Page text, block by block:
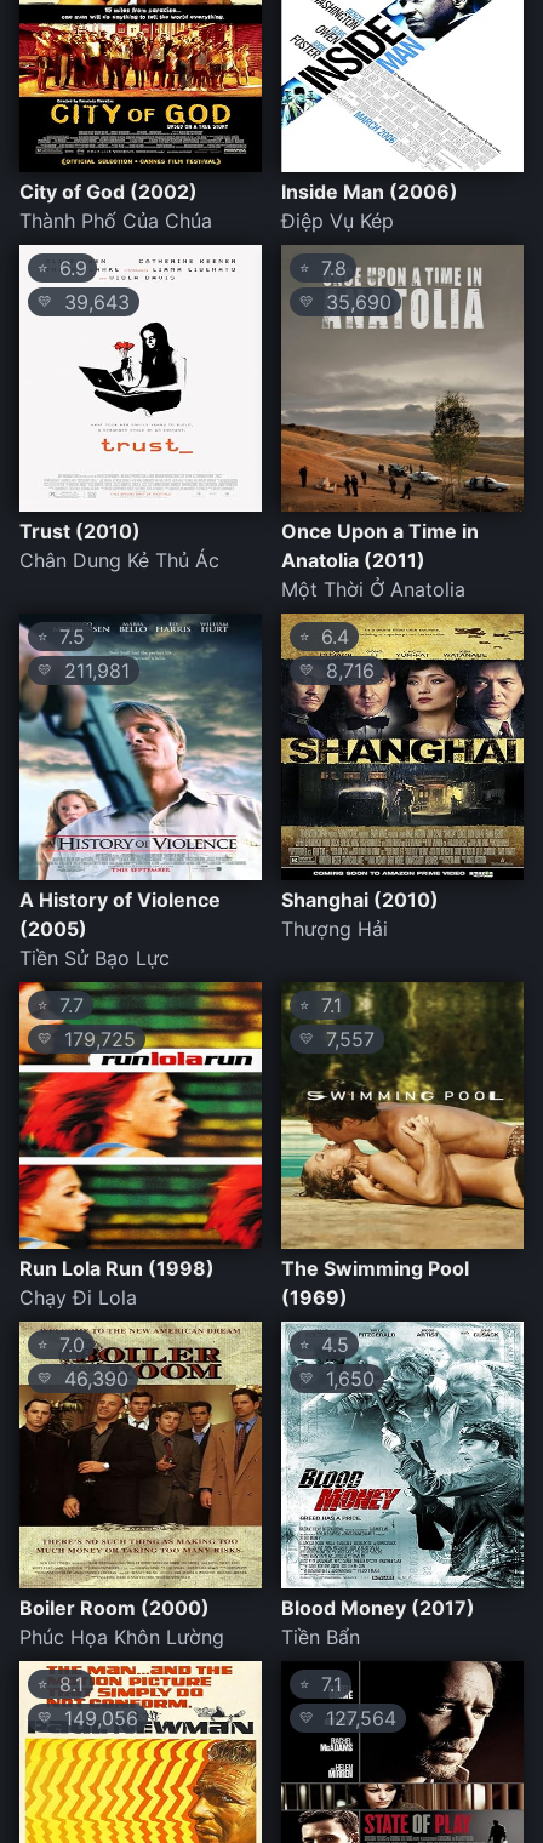
City of God (2002)
Thành Phố Của Chúa
Inside Man (2006)
Điệp Vụ Kép
⭐ 6.9
💛 39,643
Trust (2010)
Chân Dung Kẻ Thủ Ác
⭐ 7.8
💛 35,690
Once Upon a Time in
Anatolia (2011)
Một Thời Ở Anatolia
⭐ 7.5
💛 211,981
A History of Violence
(2005)
Tiền Sử Bạo Lực
⭐ 6.4
💛 8,716
Shanghai (2010)
Thượng Hải
⭐ 7.7
💛 179,725
Run Lola Run (1998)
Chạy Đi Lola
⭐ 7.1
💛 7,557
The Swimming Pool
(1969)
⭐ 7.0
💛 46,390
Boiler Room (2000)
Phúc Họa Khôn Lường
⭐ 4.5
💛 1,650
Blood Money (2017)
Tiền Bẩn
⭐ 8.1
💛149,056
⭐ 7.1
💛 127,564